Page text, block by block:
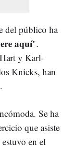
del público ha
aquí".
y Karl-
Knicks, han
Se ha
que asiste
estuvo en el